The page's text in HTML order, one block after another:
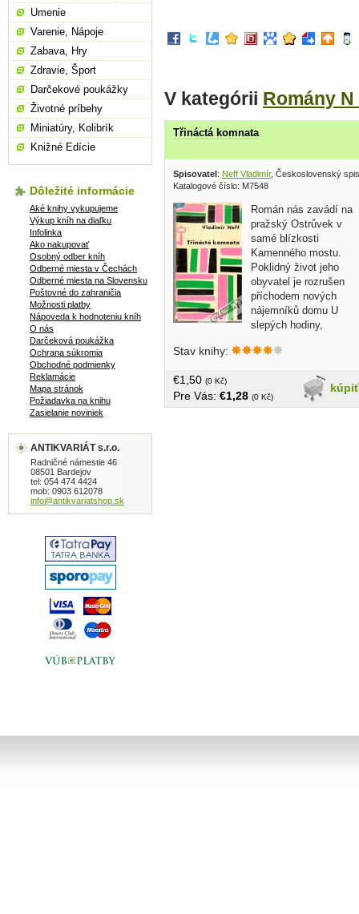
V kategórii Romány N
Třináctá komnata
Spisovatel: Neff Vladimír, Československý
Katalogové číslo: M7548
Román nás zavádí na
pražský Ostrůvek v
samé blízkosti
Kamenného mostu.
Poklidný život jeho
obyvatel je rozrušen
příchodem nových
nájemníků domu U
slepých hodiny,
a jeho jemné a aristokratické ženy
obalom, menší formát, 456 strán, obal
opotrebovaný, zľava 15%
Stav knihy:
kúpiť
€1,50 (0 Kč)
Pre Vás: €1,28 (0 Kč)
Umenie
Varenie, Nápoje
Zabava, Hry
Zdravie, Šport
Darčekové poukážky
Životné príbehy
Miniatúry, Kolibrík
Knižné Edície
Dôležité informácie
Aké knihy vykupujeme
Výkup kníh na diaľku
Infolinka
Ako nakupovať
Osobný odber kníh
Odberné miesta v Čechách
Odberné miesta na Slovensku
Poštovné do zahraničia
Možnosti platby
Nápoveda k hodnoteniu kníh
O nás
Darčeková poukážka
Ochrana súkromia
Obchodné podmienky
Reklamácie
Mapa stránok
Požiadavka na knihu
Zasielanie noviniek
ANTIKVARIÁT s.r.o.
Radničné námestie 46
08501 Bardejov
tel: 054 474 4424
mob: 0903 612078
info@antikvariatshop.sk